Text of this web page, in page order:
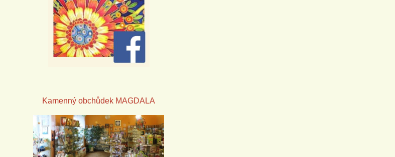
Kamenný obchůdek MAGDALA